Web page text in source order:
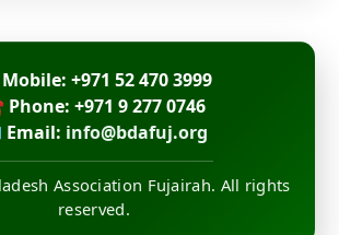
Mobile: +971 52 470 3999
+971 9 277 0746
info@bdafuj.org
Association Fujairah. All rights
reserved.